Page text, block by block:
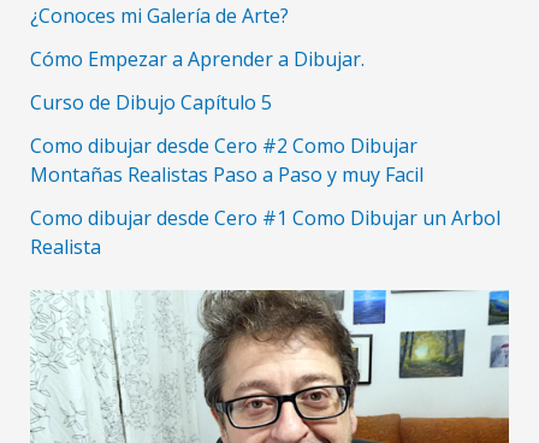
¿Conoces mi Galería de Arte?
Cómo Empezar a Aprender a Dibujar.
Curso de Dibujo Capítulo 5
Como dibujar desde Cero #2 Como Dibujar
Montañas Realistas Paso a Paso y muy Facil
Como dibujar desde Cero #1 Como Dibujar un Arbol
Realista